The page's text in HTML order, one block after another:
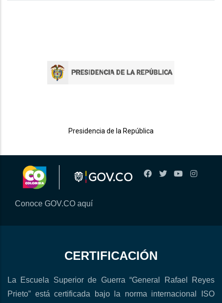
Presidencia de la República
Conoce GOV.CO aquí
CERTIFICACIÓN
La Escuela Superior de Guerra “General Rafael Reyes
Prieto” está certificada bajo la norma internacional ISO